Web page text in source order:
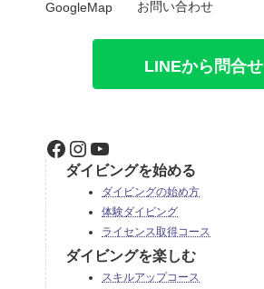
GoogleMap
お問い合わせ
LINEから問合せ
Facebook
Instagram
YouTube
ダイビングを始める
ダイビングの始め方
体験ダイビング
ライセンス取得コース
ダイビングを楽しむ
スキルアップコース